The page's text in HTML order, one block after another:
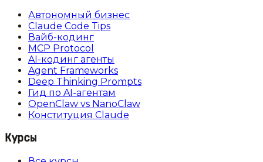
Автономный бизнес
Claude Code Tips
Вайб-кодинг
MCP Protocol
AI-кодинг агенты
Agent Frameworks
Deep Thinking Prompts
Гид по AI-агентам
OpenClaw vs NanoClaw
Конституция Claude
Курсы